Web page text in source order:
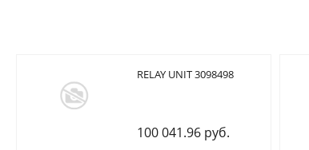
RELAY UNIT 3098498
100 041.96 руб.